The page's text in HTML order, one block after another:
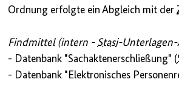
Ordnung erfolgte ein Abgleich mit der
Findmittel (intern - Stasi-Unterlagen-
- Datenbank "Sachaktenerschließung" (
- Datenbank "Elektronisches